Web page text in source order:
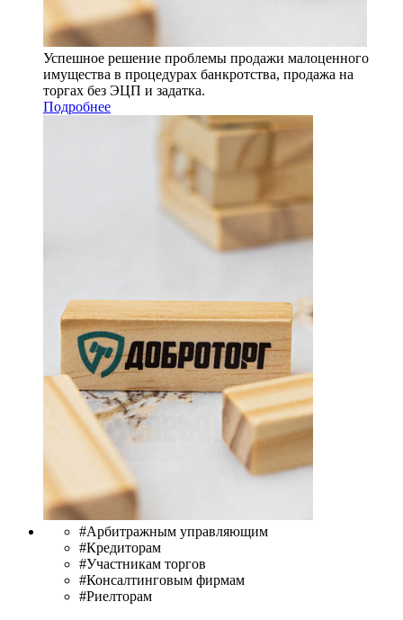
Успешное решение проблемы продажи малоценного
имущества в процедурах банкротства, продажа на
торгах без ЭЦП и задатка.
Подробнее
#Арбитражным управляющим
#Кредиторам
#Участникам торгов
#Консалтинговым фирмам
#Риелторам